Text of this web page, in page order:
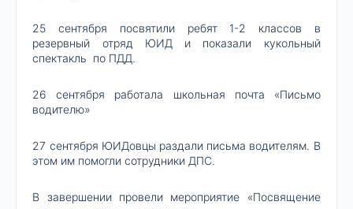
25 сентября посвятили ребят 1-2 классов в
резервный отряд ЮИД и показали кукольный
спектакль по ПДД.
26 сентября работала школьная почта «Письмо
водителю»
27 сентября ЮИДовцы раздали письма водителям. В
этом им помогли сотрудники ДПС.
В завершении провели мероприятие «Посвящение